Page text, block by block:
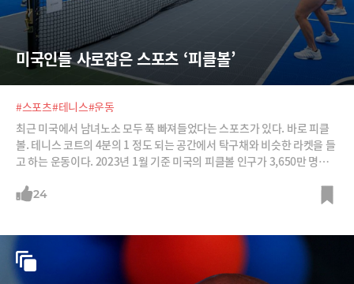
미국인들 사로잡은 스포츠 ‘피클볼’
#스포츠#테니스#운동
최근 미국에서 남녀노소 모두 푹 빠져들었다는 스포츠가 있다. 바로 피클
볼. 테니스 코트의 4분의 1 정도 되는 공간에서 탁구채와 비슷한 라켓을 들
고 하는 운동이다. 2023년 1월 기준 미국의 피클볼 인구가 3,650만 명에
는 인구가 연평균 11.5%씩 늘고 있다”며 “가까운 미래에 미국의 주요 스
던 중 발명했는데 반려견 이름(피클스)를 따서 명명했다.마이크로소프트
창업자 빌 게이츠가 대표적인 피클볼 애호가로 꼽힌다. 게이츠는 자신의
유튜브 채널에서 “피클볼이 등장한 지 50년이 지난 지금에야 인기를 얻고
24